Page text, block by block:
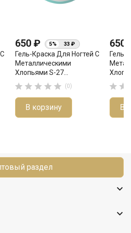
650 ₽ 5% 33 ₽
Гель-Краска Для Ногтей С
Металлическими
Хлопьями S-27...
     (0)
В корзину
650
Гель-
 
В
раздел

